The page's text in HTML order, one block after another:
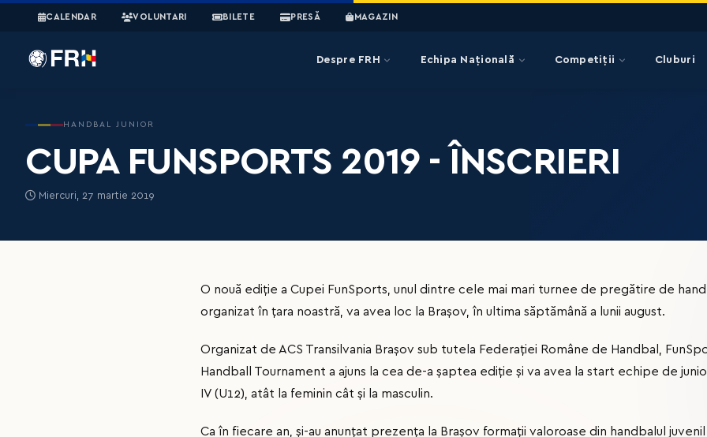
CALENDAR VOLUNTARI BILETE PRESĂ MAGAZIN
Despre FRH Echipa Națională Competiții Cluburi
HANDBAL JUNIOR
CUPA FUNSPORTS 2019 - ÎNSCRIERI
Miercuri, 27 martie 2019
O nouă ediție a Cupei FunSports, unul dintre cele mai mari turnee de pregătire de
organizat în țara noastră, va avea loc la Brașov, în ultima săptămână a lunii august.
Organizat de ACS Transilvania Brașov sub tutela Federației Române de Handbal,
Handball Tournament a ajuns la cea de-a șaptea ediție și va avea la start echipe de
IV (U12), atât la feminin cât și la masculin.
Ca în fiecare an, și-au anunțat prezența la Brașov formații valoroase din handbalul